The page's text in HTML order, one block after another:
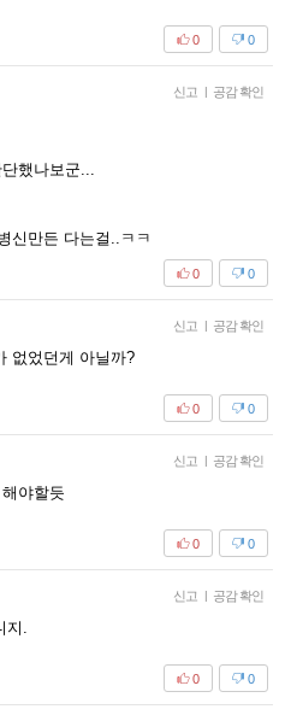
0
0
신고 공감 확인
했나보군...
신만든 다는걸..ㅋㅋ
0
0
신고 공감 확인
없었던게 아닐까?
0
0
신고 공감 확인
야할듯
0
0
신고 공감 확인
지.
0
0